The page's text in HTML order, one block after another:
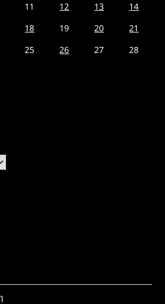
11 12 13
14
18 19 20
21
25 26 27
28